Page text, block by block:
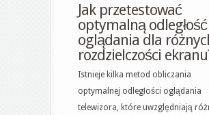
Jak przetestować
optymalną odległość
oglądania dla
rozdzielczości
Istnieje kilka metod obliczania
optymalnej odległości oglądania
telewizora, które uwzględniają